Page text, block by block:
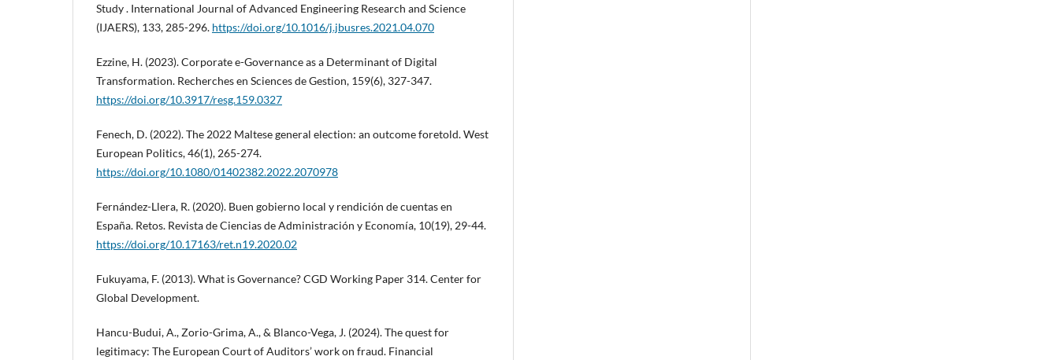
Study . International Journal of Advanced Engineering Research and Science
(IJAERS), 133, 285-296. https://doi.org/10.1016/j.jbusres.2021.04.070
Ezzine, H. (2023). Corporate e-Governance as a Determinant of Digital
Transformation. Recherches en Sciences de Gestion, 159(6), 327-347.
https://doi.org/10.3917/resg.159.0327
Fenech, D. (2022). The 2022 Maltese general election: an outcome foretold. West
European Politics, 46(1), 265-274.
https://doi.org/10.1080/01402382.2022.2070978
Fernández-Llera, R. (2020). Buen gobierno local y rendición de cuentas en
España. Retos. Revista de Ciencias de Administración y Economía, 10(19), 29-44.
https://doi.org/10.17163/ret.n19.2020.02
Fukuyama, F. (2013). What is Governance? CGD Working Paper 314. Center for
Global Development.
Hancu-Budui, A., Zorio-Grima, A., & Blanco-Vega, J. (2024). The quest for
legitimacy: The European Court of Auditors’ work on fraud. Financial